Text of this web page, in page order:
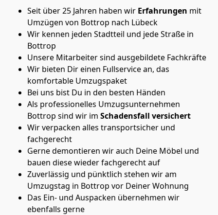
Seit über 25 Jahren haben wir Erfahrungen mit
Umzügen von Bottrop nach Lübeck
Wir kennen jeden Stadtteil und jede Straße in
Bottrop
Unsere Mitarbeiter sind ausgebildete Fachkräfte
Wir bieten Dir einen Fullservice an, das
komfortable Umzugspaket
Bei uns bist Du in den besten Händen
Als professionelles Umzugsunternehmen
Bottrop sind wir im Schadensfall versichert
Wir verpacken alles transportsicher und
fachgerecht
Gerne demontieren wir auch Deine Möbel und
bauen diese wieder fachgerecht auf
Zuverlässig und pünktlich stehen wir am
Umzugstag in Bottrop vor Deiner Wohnung
Das Ein- und Auspacken übernehmen wir
ebenfalls gerne